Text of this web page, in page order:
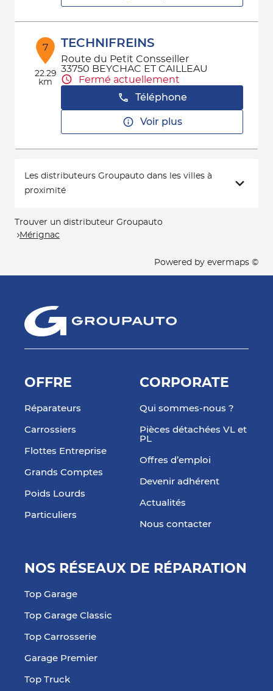
7
22.29
km
TECHNIFREINS
Route du Petit Consseiller
33750 BEYCHAC ET CAILLEAU
Fermé actuellement
Téléphone
Voir plus
Les distributeurs Groupauto dans les villes à
proximité
Trouver un distributeur Groupauto
Mérignac
Powered by evermaps ©
OFFRE
Réparateurs
Carrossiers
Flottes Entreprise
Grands Comptes
Poids Lourds
Particuliers
CORPORATE
Qui sommes-nous ?
Pièces détachées VL et
PL
Offres d’emploi
Devenir adhérent
Actualités
Nous contacter
NOS RÉSEAUX DE RÉPARATION
Top Garage
Top Garage Classic
Top Carrosserie
Garage Premier
Top Truck